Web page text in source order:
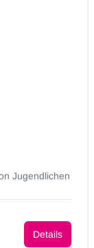
Jugendlichen
Details